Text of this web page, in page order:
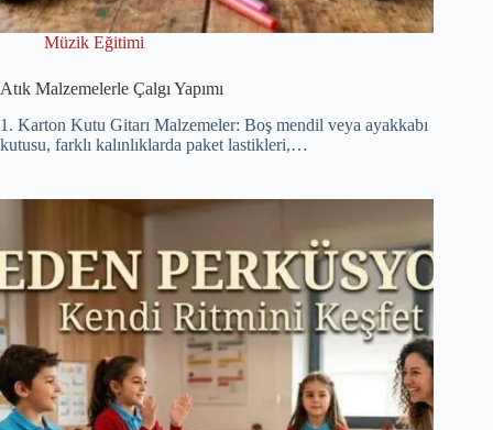
Müzik Eğitimi
Atık Malzemelerle Çalgı Yapımı
1. Karton Kutu Gitarı Malzemeler: Boş mendil veya ayakkabı
kutusu, farklı kalınlıklarda paket lastikleri,…